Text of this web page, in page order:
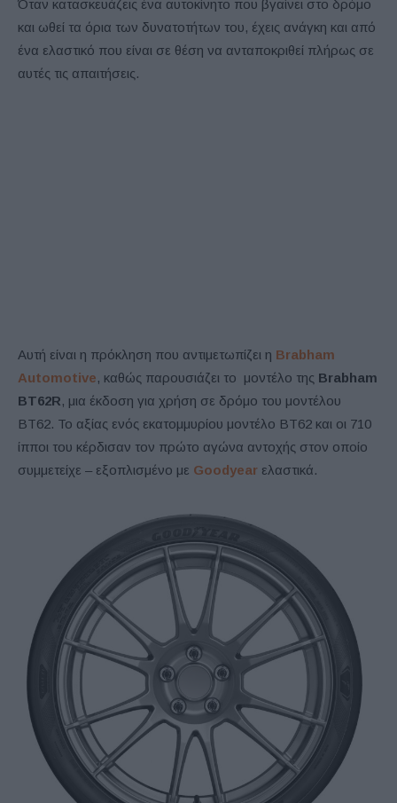
Όταν κατασκευάζεις ένα αυτοκίνητο που βγαίνει στο δρόμο
και ωθεί τα όρια των δυνατοτήτων του, έχεις ανάγκη και από
ένα ελαστικό που είναι σε θέση να ανταποκριθεί πλήρως σε
αυτές τις απαιτήσεις.
Αυτή είναι η πρόκληση που αντιμετωπίζει η Brabham
Automotive, καθώς παρουσιάζει το μοντέλο της Brabham
BT62R, μια έκδοση για χρήση σε δρόμο του μοντέλου
BT62. Το αξίας ενός εκατομμυρίου μοντέλο BT62 και οι 710
ίπποι του κέρδισαν τον πρώτο αγώνα αντοχής στον οποίο
συμμετείχε – εξοπλισμένο με Goodyear ελαστικά.